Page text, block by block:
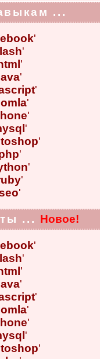
...
'
'
'
'
'
'
'
'
'
'
'
'
'
... Новое!
'
'
'
'
'
'
'
'
'